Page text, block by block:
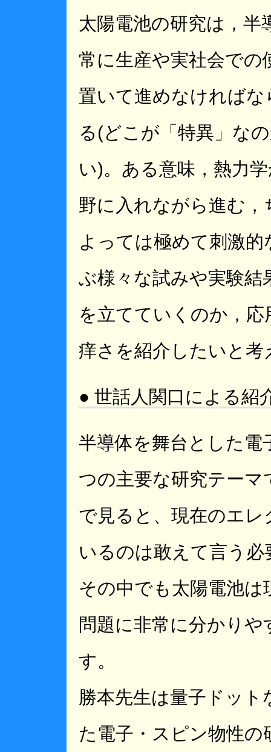
太陽電池の研究は，半
常に生産や実社会で
置いて進めなければ
る(どこが「特異」な
い)。ある意味，熱力
野に入れながら進む
よっては極めて刺激
ぶ様々な試みや実験
を立てていくのか，
痒さを紹介したいと考
● 世話人関口による紹
半導体を舞台とした電
つの主要な研究テー
で見ると、現在のエ
いるのは敢えて言う
その中でも太陽電池
問題に非常に分かり
す。
勝本先生は量子ドッ
た電子・スピン物性